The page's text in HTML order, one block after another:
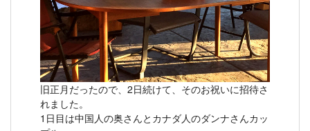
旧正月だったので、2日続けて、そのお祝いに招待さ
れました。
1日目は中国人の奥さんとカナダ人のダンナさんカッ